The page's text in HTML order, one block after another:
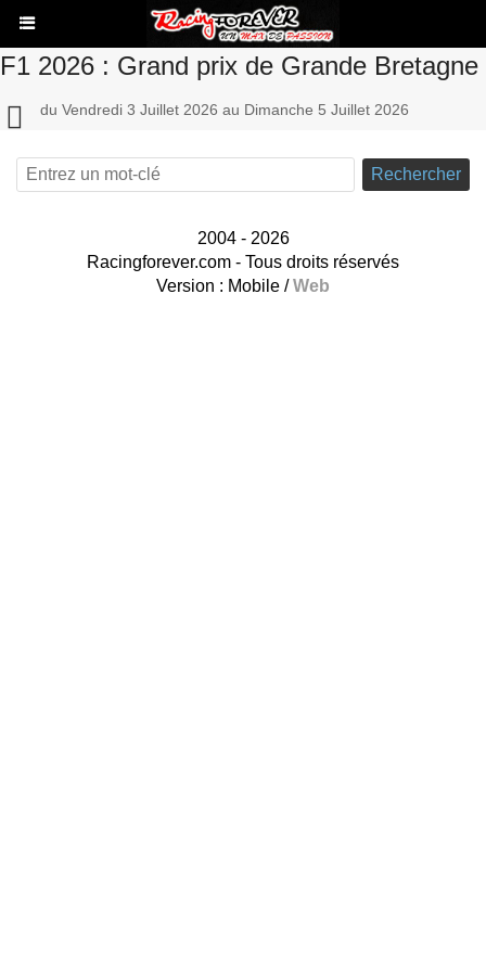
F1 2026 : Grand prix de Grande Bretagne
du Vendredi 3 Juillet 2026 au Dimanche 5 Juillet 2026
Rechercher
2004 - 2026
Racingforever.com - Tous droits réservés
Version : Mobile /Web